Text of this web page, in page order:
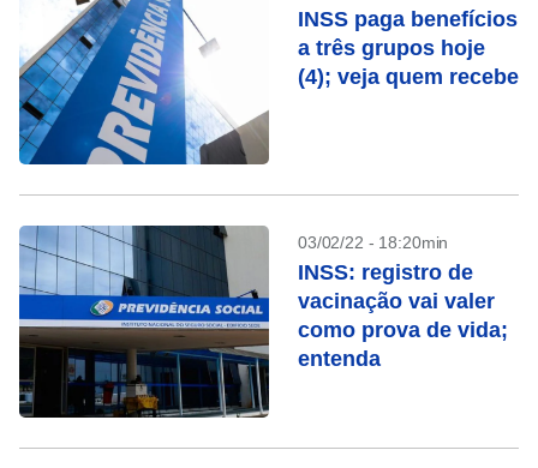
INSS paga benefícios
a três grupos hoje
(4); veja quem recebe
03/02/22 - 18:20min
INSS: registro de
vacinação vai valer
como prova de vida;
entenda